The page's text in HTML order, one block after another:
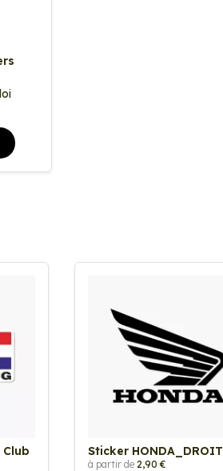
Sticker HONDA_DROIT
à partir de 2,90 €